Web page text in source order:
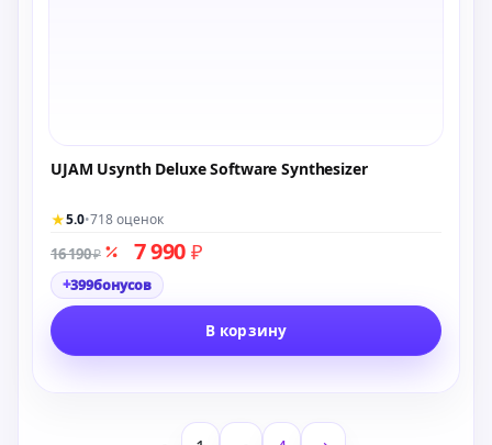
UJAM Usynth Deluxe Software Synthesizer
★5.0•718 оценок
16 190₽ 7 990 ₽
+399бонусов
В корзину